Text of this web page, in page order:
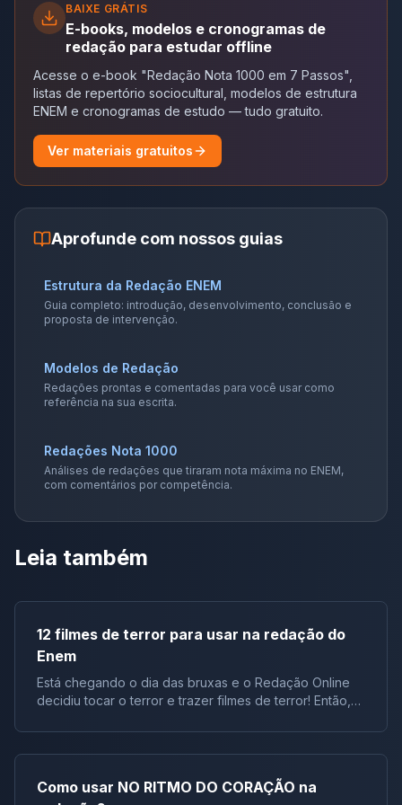
BAIXE GRÁTIS
E-books, modelos e cronogramas de
redação para estudar offline
Acesse o e-book "Redação Nota 1000 em 7 Passos",
listas de repertório sociocultural, modelos de estrutura
ENEM e cronogramas de estudo — tudo gratuito.
Ver materiais gratuitos
Aprofunde com nossos guias
Estrutura da Redação ENEM
Guia completo: introdução, desenvolvimento, conclusão e
proposta de intervenção.
Modelos de Redação
Redações prontas e comentadas para você usar como
referência na sua escrita.
Redações Nota 1000
Análises de redações que tiraram nota máxima no ENEM,
com comentários por competência.
Leia também
12 filmes de terror para usar na redação do
Enem
Está chegando o dia das bruxas e o Redação Online
decidiu tocar o terror e trazer filmes de terror! Então,
usar na redação do Enem. Assim, apenas
aconselhamos que evite assistir com a luz apagada ou
sua redação você esteja argumentando sobre o medo
Como usar NO RITMO DO CORAÇÃO na